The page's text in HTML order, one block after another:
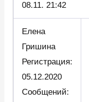
08.11. 21:42
Елена
Гришина
Регистрация:
05.12.2020
Сообщений: